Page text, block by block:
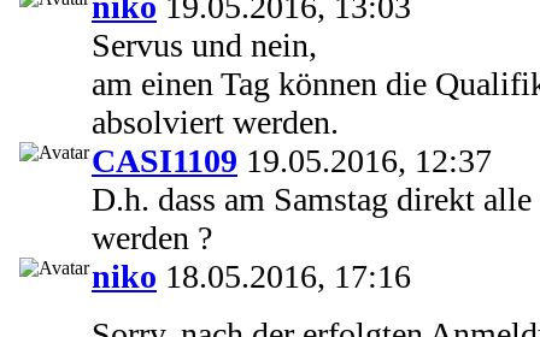
Servus und nein,
am einen Tag können die
absolviert werden.
CASI1109 19.05.2016, 12:37
D.h. dass am Samstag direkt
werden ?
niko 18.05.2016, 17:16